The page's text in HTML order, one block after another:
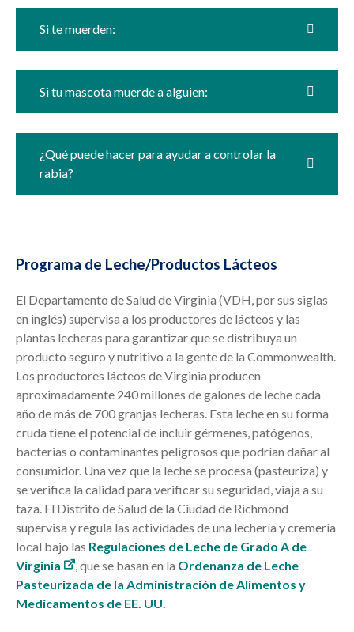
Si te muerden:
Si tu mascota muerde a alguien:
¿Qué puede hacer para ayudar a controlar la
rabia?
Programa de Leche/Productos Lácteos
El Departamento de Salud de Virginia (VDH, por sus siglas
en inglés) supervisa a los productores de lácteos y las
plantas lecheras para garantizar que se distribuya un
producto seguro y nutritivo a la gente de la Commonwealth.
Los productores lácteos de Virginia producen
aproximadamente 240 millones de galones de leche cada
año de más de 700 granjas lecheras. Esta leche en su forma
cruda tiene el potencial de incluir gérmenes, patógenos,
bacterias o contaminantes peligrosos que podrían dañar al
consumidor. Una vez que la leche se procesa (pasteuriza) y
se verifica la calidad para verificar su seguridad, viaja a su
taza. El Distrito de Salud de la Ciudad de Richmond
supervisa y regula las actividades de una lechería y cremería
local bajo las Regulaciones de Leche de Grado A de
Virginia
, que se basan en la Ordenanza de Leche
Pasteurizada de la Administración de Alimentos y
Medicamentos de EE. UU.